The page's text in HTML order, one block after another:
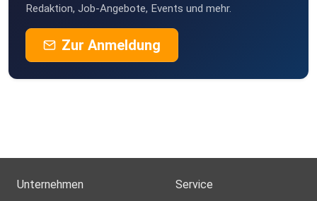
Redaktion, Job-Angebote, Events und mehr.
Zur Anmeldung
Unternehmen Service